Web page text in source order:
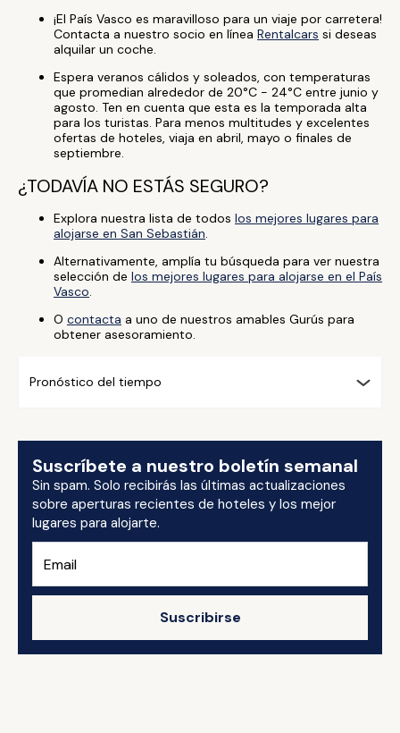
¡El País Vasco es maravilloso para un viaje por carretera!
Contacta a nuestro socio en línea Rentalcars si deseas
alquilar un coche.
Espera veranos cálidos y soleados, con temperaturas
que promedian alrededor de 20°C - 24°C entre junio y
agosto. Ten en cuenta que esta es la temporada alta
para los turistas. Para menos multitudes y excelentes
ofertas de hoteles, viaja en abril, mayo o finales de
septiembre.
¿TODAVÍA NO ESTÁS SEGURO?
Explora nuestra lista de todos los mejores lugares para
alojarse en San Sebastián.
Alternativamente, amplía tu búsqueda para ver nuestra
selección de los mejores lugares para alojarse en el País
Vasco.
O contacta a uno de nuestros amables Gurús para
obtener asesoramiento.
Pronóstico del tiempo
Suscríbete a nuestro boletín semanal
Sin spam. Solo recibirás las últimas actualizaciones
sobre aperturas recientes de hoteles y los mejor
lugares para alojarte.
Suscribirse